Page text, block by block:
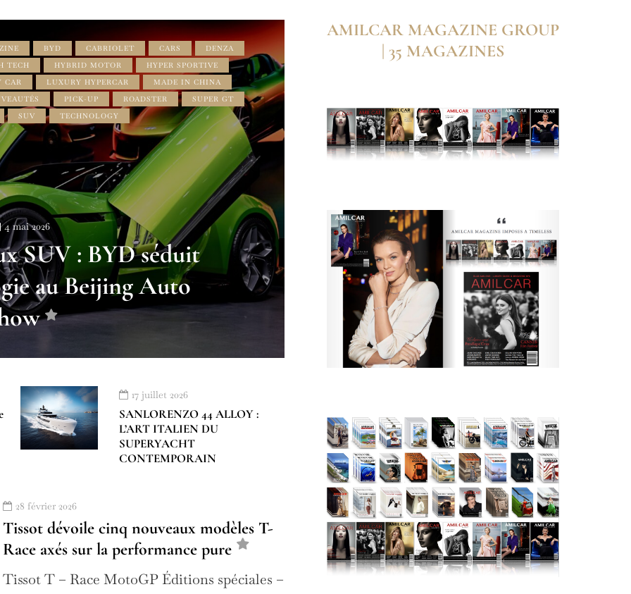
BYD CABRIOLET CARS
DENZA
TECH HYBRID MOTOR
HYPER SPORTIVE
CAR LUXURY HYPERCAR
MADE IN CHINA
PICK-UP ROADSTER
SUPER GT
SUV TECHNOLOGY
4 mai 2026
SUV : BYD séduit
au Beijing Auto
17 juillet 2026
SANLORENZO 44 ALLOY :
L’ART ITALIEN DU
SUPERYACHT
CONTEMPORAIN
28 février 2026
Tissot dévoile cinq nouveaux modèles T-
Race axés sur la performance pure
Tissot T – Race MotoGP Éditions spéciales –
AMILCAR MAGAZINE GROUP
| 35 MAGAZINES